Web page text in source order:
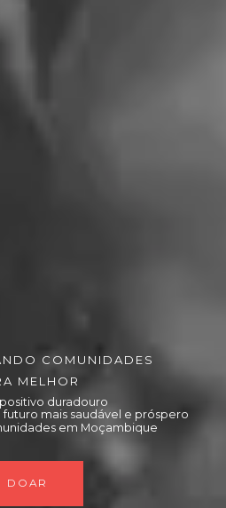
COMUNIDADES
MELHOR
duradouro
mais saudável e próspero
em Moçambique
DOAR